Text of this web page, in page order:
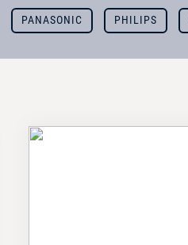
PANASONIC PHILIPS